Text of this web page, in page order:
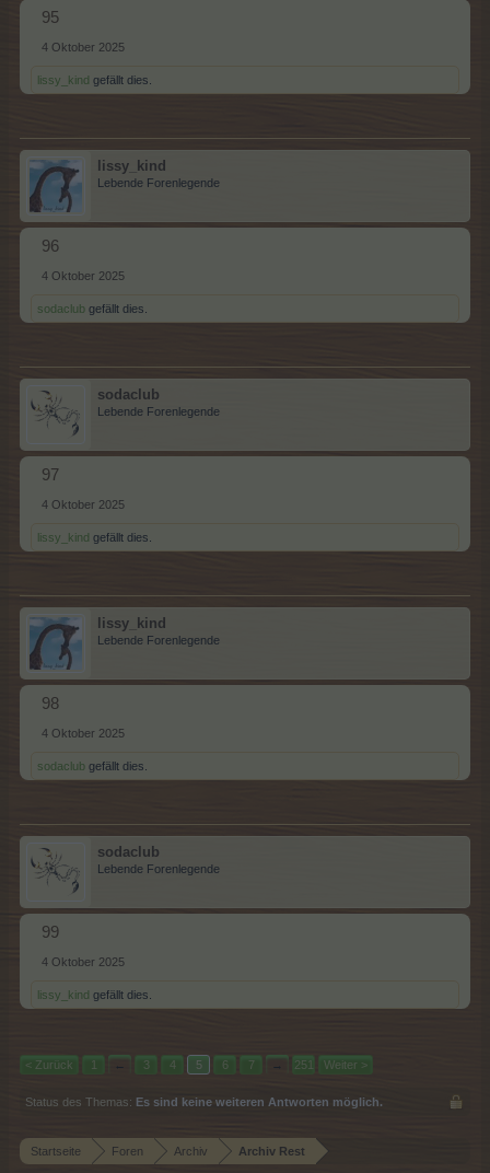
95
4 Oktober 2025
lissy_kind gefällt dies.
lissy_kind
Lebende Forenlegende
96
4 Oktober 2025
sodaclub gefällt dies.
sodaclub
Lebende Forenlegende
97
4 Oktober 2025
lissy_kind gefällt dies.
lissy_kind
Lebende Forenlegende
98
4 Oktober 2025
sodaclub gefällt dies.
sodaclub
Lebende Forenlegende
99
4 Oktober 2025
lissy_kind gefällt dies.
< Zurück 1 ← 3 4 5 6 7 → 251 Weiter >
Status des Themas: Es sind keine weiteren Antworten möglich.
Startseite Foren Archiv Archiv Rest